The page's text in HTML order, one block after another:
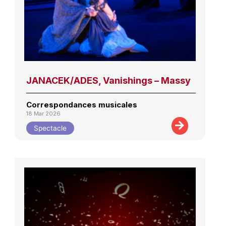
JANACEK/ADES, Vanishings – Massy
Correspondances musicales
18 Mar 2026
Spectacle